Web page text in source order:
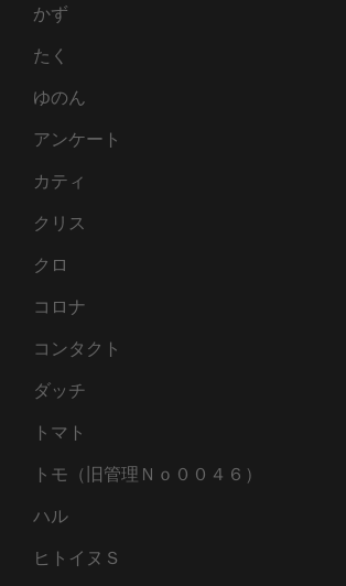
かず
たく
ゆのん
アンケート
カティ
クリス
クロ
コロナ
コンタクト
ダッチ
トマト
トモ（旧管理Ｎｏ００４６）
ハル
ヒトイヌＳ